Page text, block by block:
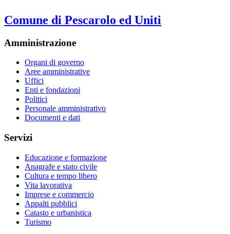
Comune di Pescarolo ed Uniti
Amministrazione
Organi di governo
Aree amministrative
Uffici
Enti e fondazioni
Politici
Personale amministrativo
Documenti e dati
Servizi
Educazione e formazione
Anagrafe e stato civile
Cultura e tempo libero
Vita lavorativa
Imprese e commercio
Appalti pubblici
Catasto e urbanistica
Turismo